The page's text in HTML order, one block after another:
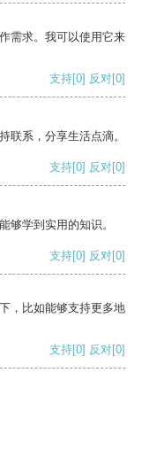
需求。我可以使用它来
支持[0] 反对[0]
联系，分享生活点滴。
支持[0] 反对[0]
够学到实用的知识。
支持[0] 反对[0]
，比如能够支持更多地
支持[0] 反对[0]